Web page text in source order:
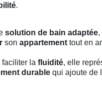
.
solution de bain adaptée,
son appartement tout en
faciliter la fluidité, elle
durable qui ajoute de